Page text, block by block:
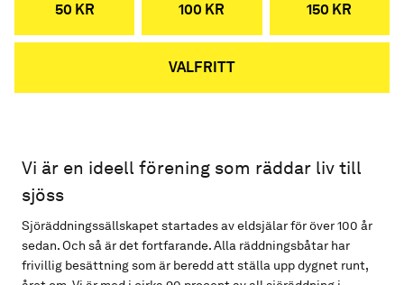
50 KR 100 KR 150 KR
VALFRITT
Vi är en ideell förening som räddar liv till
sjöss
Sjöräddningssällskapet startades av eldsjälar för över 100 år
sedan. Och så är det fortfarande. Alla räddningsbåtar har
frivillig besättning som är beredd att ställa upp dygnet runt,